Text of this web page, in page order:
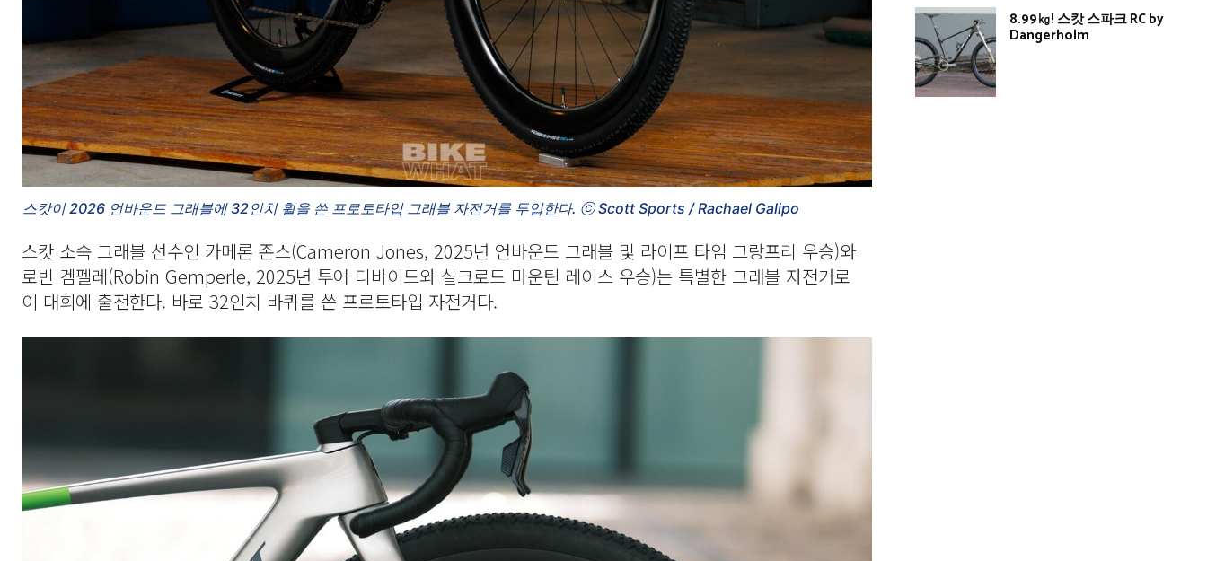
스캇이 2026 언바운드 그래블에 32인치 휠을 쓴 프로토타입 그래블 자전거를 투입한다. ⓒ Scott Sports / Rachael Galipo
스캇 소속 그래블 선수인 카메론 존스(Cameron Jones, 2025년 언바운드 그래블 및 라이프 타임 그랑프리 우승)와
로빈 겜펠레(Robin Gemperle, 2025년 투어 디바이드와 실크로드 마운틴 레이스 우승)는 특별한 그래블 자전거로
이 대회에 출전한다. 바로 32인치 바퀴를 쓴 프로토타입 자전거다.
8.99㎏! 스캇 스파크 RC by
Dangerholm